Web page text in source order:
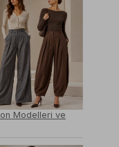
Modelleri ve